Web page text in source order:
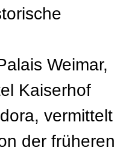
Weimar,
Kaiserhof
vermittelt
der früheren